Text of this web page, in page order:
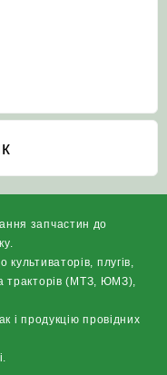
запчастин до
плугів,
тракторів (МТЗ, ЮМЗ),
і продукцію провідних